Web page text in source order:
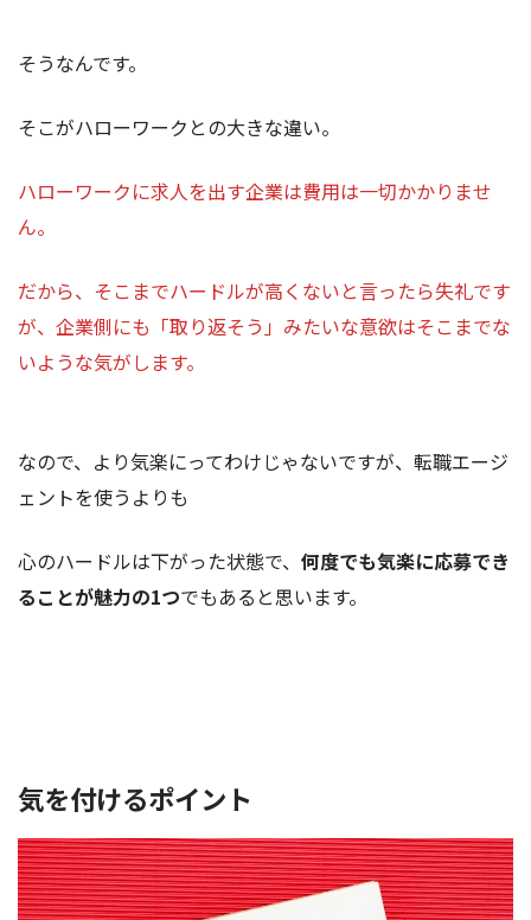
そうなんです。
そこがハローワークとの大きな違い。
ハローワークに求人を出す企業は費用は一切かかりませ
ん。
だから、そこまでハードルが高くないと言ったら失礼です
が、企業側にも「取り返そう」みたいな意欲はそこまでな
いような気がします。
なので、より気楽にってわけじゃないですが、転職エージ
ェントを使うよりも
心のハードルは下がった状態で、 何度でも気楽に応募でき
ることが魅力の1つでもあると思います。
気を付けるポイント